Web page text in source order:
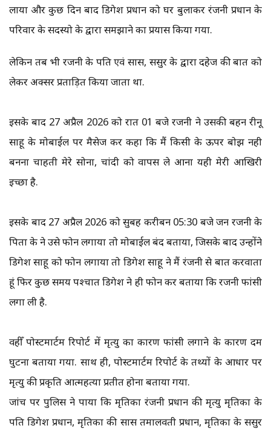
लाया और कुछ दिन बाद डिगेश प्रधान को घर बुलाकर रंजनी प्रधान के
परिवार के सदस्यो के द्वारा समझाने का प्रयास किया गया.
लेकिन तब भी रजनी के पति एवं सास, ससुर के द्वारा दहेज की बात को
लेकर अक्सर प्रताड़ित किया जाता था.
इसके बाद 27 अप्रैल 2026 को रात 01 बजे रजनी ने उसकी बहन रीनू
साहू के मोबाईल पर मैसेज कर कहा कि मैं किसी के ऊपर बोझ नही
बनना चाहती मेरे सोना, चांदी को वापस ले आना यही मेरी आखिरी
इच्छा है.
इसके बाद 27 अप्रैल 2026 को सुबह करीबन 05:30 बजे जन रजनी के
पिता के ने उसे फोन लगाया तो मोबाईल बंद बताया, जिसके बाद उन्होंने
डिगेश साहू को फोन लगाया तो डिगेश साहू ने मैं रंजनी से बात करवाता
हूं फिर कुछ समय पश्चात डिगेश ने ही फोन कर बताया कि रजनी फांसी
लगा ली है.
वहीँ पोस्टमार्टम रिपोर्ट में मृत्यु का कारण फांसी लगाने के कारण दम
घुटना बताया गया. साथ ही, पोस्टमार्टम रिपोर्ट के तथ्यों के आधार पर
मृत्यु की प्रकृति आत्महत्या प्रतीत होना बताया गया.
जांच पर पुलिस ने पाया कि मृतिका रंजनी प्रधान की मृत्यु मृतिका के
पति डिगेश प्रधान, मृतिका की सास तमालवती प्रधान, मृतिका के ससुर